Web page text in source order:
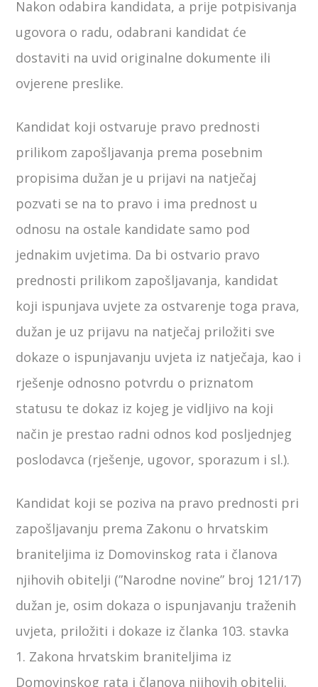
Nakon odabira kandidata, a prije potpisivanja
ugovora o radu, odabrani kandidat će
dostaviti na uvid originalne dokumente ili
ovjerene preslike.
Kandidat koji ostvaruje pravo prednosti
prilikom zapošljavanja prema posebnim
propisima dužan je u prijavi na natječaj
pozvati se na to pravo i ima prednost u
odnosu na ostale kandidate samo pod
jednakim uvjetima. Da bi ostvario pravo
prednosti prilikom zapošljavanja, kandidat
koji ispunjava uvjete za ostvarenje toga prava,
dužan je uz prijavu na natječaj priložiti sve
dokaze o ispunjavanju uvjeta iz natječaja, kao i
rješenje odnosno potvrdu o priznatom
statusu te dokaz iz kojeg je vidljivo na koji
način je prestao radni odnos kod posljednjeg
poslodavca (rješenje, ugovor, sporazum i sl.).
Kandidat koji se poziva na pravo prednosti pri
zapošljavanju prema Zakonu o hrvatskim
braniteljima iz Domovinskog rata i članova
njihovih obitelji (”Narodne novine” broj 121/17)
dužan je, osim dokaza o ispunjavanju traženih
uvjeta, priložiti i dokaze iz članka 103. stavka
1. Zakona hrvatskim braniteljima iz
Domovinskog rata i članova njihovih obitelji.